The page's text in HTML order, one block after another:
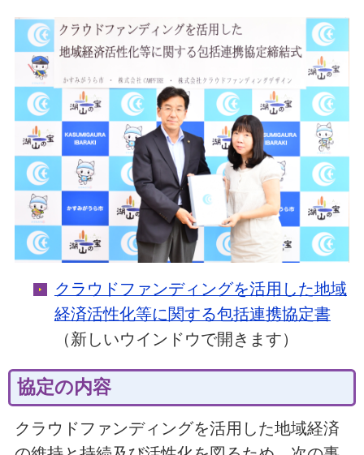
クラウドファンディングを活用した地域
経済活性化等に関する包括連携協定書
（新しいウインドウで開きます）
協定の内容
クラウドファンディングを活用した地域経済